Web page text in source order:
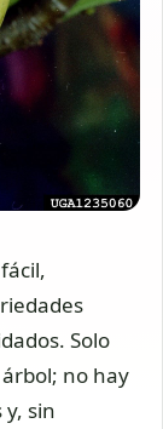
Solo
no hay
sin